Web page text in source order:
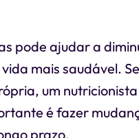
pode ajudar a
mais saudável.
um
é fazer
prazo.